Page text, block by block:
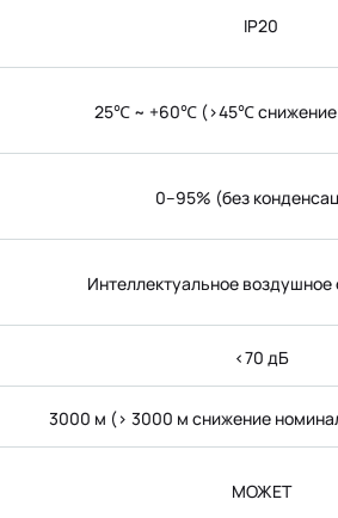
IP20
25℃ ~ +60℃ (>45℃
0–95% (без
Интеллектуальное
<70 дБ
3000 м (> 3000 м снижение
МОЖЕТ